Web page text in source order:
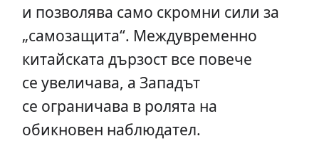
и позволява само скромни сили за
„самозащита“. Междувременно
китайската дързост все повече
се увеличава, а Западът
се ограничава в ролята на
обикновен наблюдател.